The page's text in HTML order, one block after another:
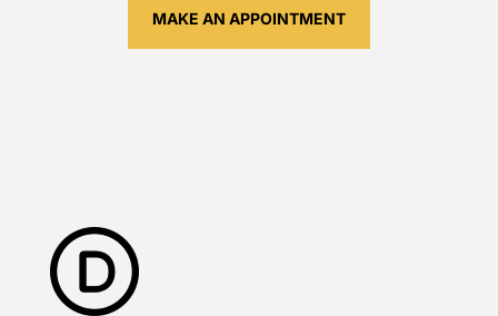
MAKE AN APPOINTMENT